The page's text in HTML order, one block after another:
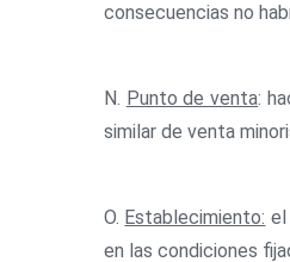
consecuencias no
N. Punto de venta:
similar de venta
O. Establecimiento: el
en las condiciones